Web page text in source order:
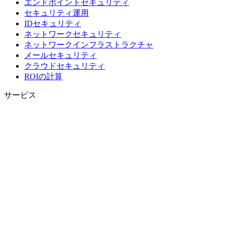
エンドポイントセキュリティ
セキュリティ運用
IDセキュリティ
ネットワークセキュリティ
ネットワークインフラストラクチャ
メールセキュリティ
クラウドセキュリティ
ROIの計算
サービス